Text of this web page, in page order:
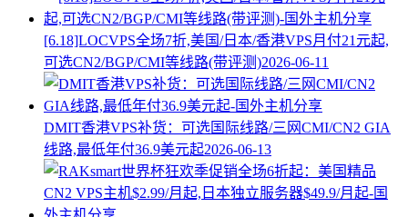
[6.18]LOCVPS全场7折,美国/日本/香港VPS月付21元起,
可选CN2/BGP/CMI等线路(带评测)2026-06-11
DMIT香港VPS补货：可选国际线路/三网CMI/CN2 GIA
线路,最低年付36.9美元起2026-06-13